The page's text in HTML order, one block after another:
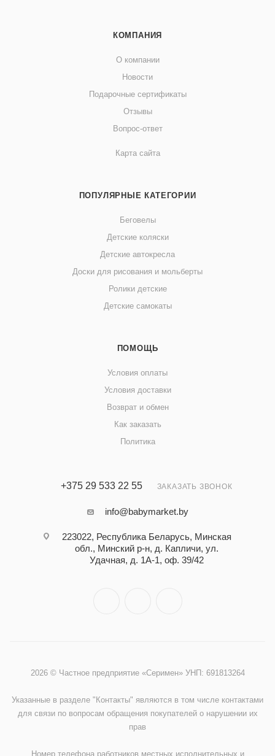
КОМПАНИЯ
О компании
Новости
Подарочные сертификаты
Отзывы
Вопрос-ответ
Карта сайта
ПОПУЛЯРНЫЕ КАТЕГОРИИ
Беговелы
Детские коляски
Детские автокресла
Доски для рисования и мольберты
Ролики детские
Детские самокаты
ПОМОЩЬ
Условия оплаты
Условия доставки
Возврат и обмен
Как заказать
Политика
+375 29 533 22 55 ЗАКАЗАТЬ ЗВОНОК
info@babymarket.by
223022, Республика Беларусь, Минская
обл., Минский р-н, д. Капличи, ул.
Удачная, д. 1А-1, оф. 39/42
2026 © Частное предприятие «Серимен» УНП: 691813264
Указанные в разделе "Контакты" являются в том числе контактами
для связи по вопросам обращения покупателей о нарушении их
прав
Номер телефона работников местных исполнительных и